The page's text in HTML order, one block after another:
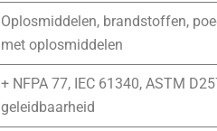
Oplosmiddelen, brandstoffen,
met oplosmiddelen
+ NFPA 77, IEC 61340, ASTM
geleidbaarheid